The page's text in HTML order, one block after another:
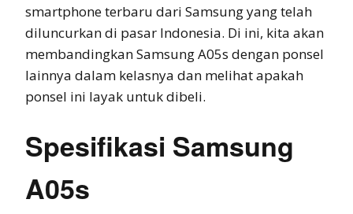
smartphone terbaru dari Samsung yang telah
diluncurkan di pasar Indonesia. Di ini, kita akan
membandingkan Samsung A05s dengan ponsel
lainnya dalam kelasnya dan melihat apakah
ponsel ini layak untuk dibeli.
Spesifikasi Samsung
A05s